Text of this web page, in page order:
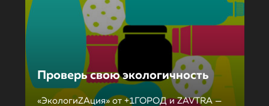
Проверь свою экологичность
«ЭкологиZAция» от +1ГОРОД и ZAVTRA —